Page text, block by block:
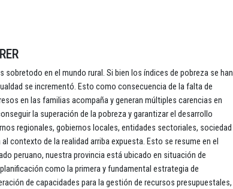
sobretodo en el mundo rural. Si bien los índices de pobreza se han
se incrementó. Esto como consecuencia de la falta de
en las familias acompaña y generan múltiples carencias en
la superación de la pobreza y garantizar el desarrollo
regionales, gobiernos locales, entidades sectoriales, sociedad
contexto de la realidad arriba expuesta. Esto se resume en el
peruano, nuestra provincia está ubicado en situación de
como la primera y fundamental estrategia de
de capacidades para la gestión de recursos presupuestales,